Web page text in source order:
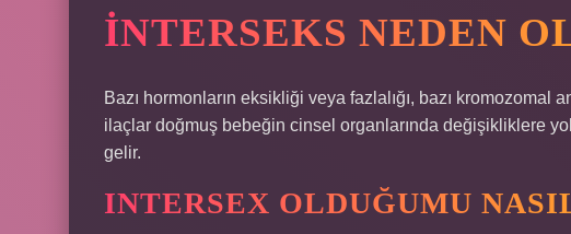
İNTERSEKS NEDEN
Bazı hormonların eksikliği veya fazlalığı, bazı kromozomal
ilaçlar doğmuş bebeğin cinsel organlarında değişikliklere
gelir.
INTERSEX OLDUĞUMU